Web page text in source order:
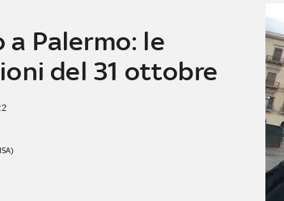
a Palermo: le
del 31 ottobre